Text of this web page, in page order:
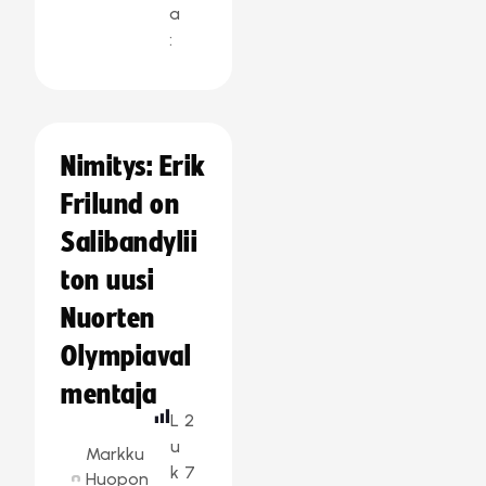
a
:
Nimitys: Erik
Frilund on
Salibandylii
ton uusi
Nuorten
Olympiaval
mentaja
Markku
Huopon
L
u
k
2
7